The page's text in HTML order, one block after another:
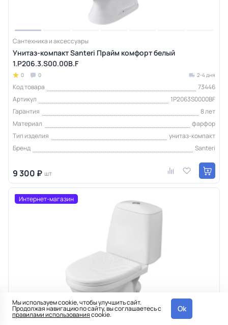
Сантехника и аксессуары
Унитаз-компакт Santeri Прайм комфорт белый
1.P206.3.S00.00B.F
0 0 2-4 дня
Код товара
73446
Артикул
1P2063S0000BF
Гарантия
8 лет
Материал
фарфор
Тип изделия
унитаз-компакт
Бренд
Santeri
9 300 ₽ шт
Интернет-магазин
Мы используем cookie, чтобы улучшить сайт.
Продолжая навигацию по сайту, вы соглашаетесь с
правилами использованияcookie.
Ok